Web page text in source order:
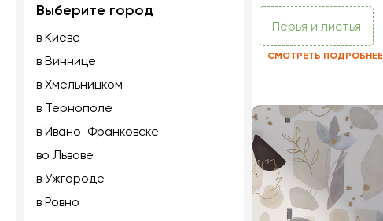
Выберите город
в Киеве
в Виннице
в Хмельницком
в Тернополе
в Ивано-Франковске
во Львове
в Ужгороде
в Ровно
Перья и листья
СМОТРЕТЬ ПОДРОБНЕЕ